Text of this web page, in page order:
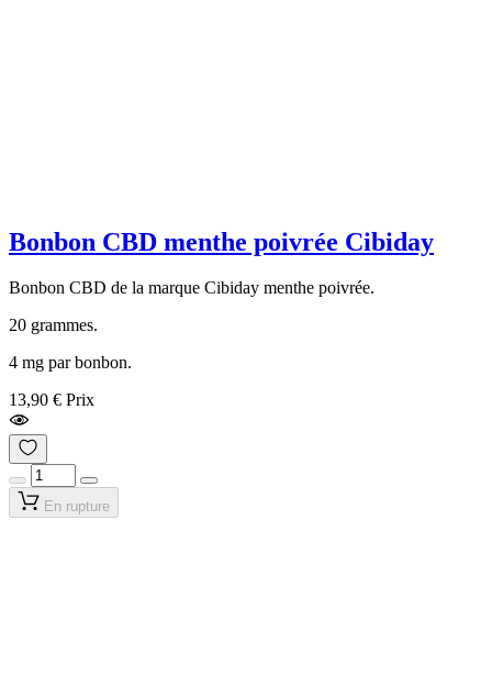
Bonbon CBD menthe poivrée Cibiday
Bonbon CBD de la marque Cibiday menthe poivrée.
20 grammes.
4 mg par bonbon.
13,90 € Prix
En rupture